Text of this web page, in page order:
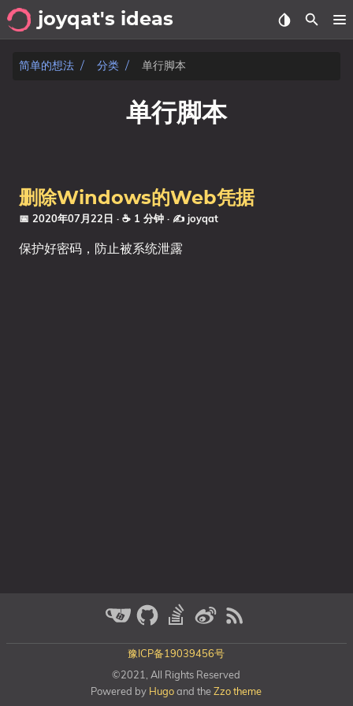
joyqat's ideas
关于
标签
分类
简单的想法 分类 单行脚本
单行脚本
删除Windows的Web凭据
📅 2020年07月22日 · ☕ 1 分钟 · ✍️ joyqat
保护好密码，防止被系统泄露
豫ICP备19039456号
©2021, All Rights Reserved
Powered by Hugoand theZzo theme